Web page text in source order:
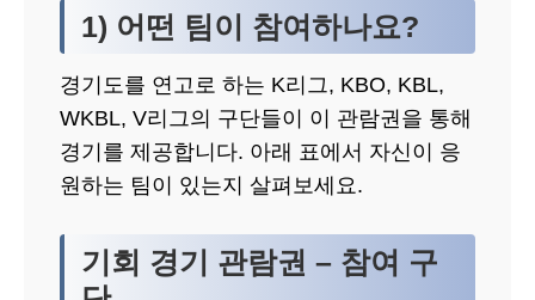
1) 어떤 팀이 참여하나요?
경기도를 연고로 하는 K리그, KBO, KBL,
WKBL, V리그의 구단들이 이 관람권을 통해
경기를 제공합니다. 아래 표에서 자신이 응
원하는 팀이 있는지 살펴보세요.
기회 경기 관람권 – 참여 구